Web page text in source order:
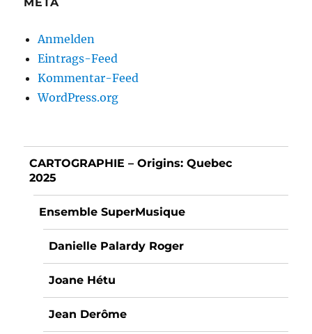
Anmelden
Eintrags-Feed
Kommentar-Feed
WordPress.org
CARTOGRAPHIE – Origins: Quebec
2025
Ensemble SuperMusique
Danielle Palardy Roger
Joane Hétu
Jean Derôme